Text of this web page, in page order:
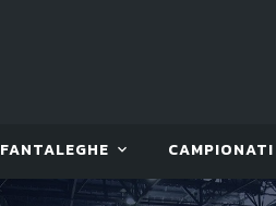
FANTALEGHE CAMPIONATI